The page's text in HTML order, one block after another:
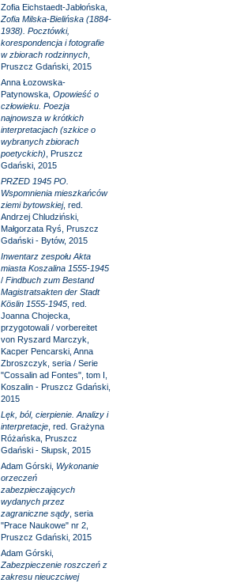
Zofia Eichstaedt-Jabłońska,
Zofia Milska-Bielińska (1884-
1938). Pocztówki,
korespondencja i fotografie
w zbiorach rodzinnych,
Pruszcz Gdański, 2015
Anna Łozowska-
Patynowska, Opowieść o
człowieku. Poezja
najnowsza w krótkich
interpretacjach (szkice o
wybranych zbiorach
poetyckich) , Pruszcz
Gdański, 2015
PRZED 1945 PO.
Wspomnienia mieszkańców
ziemi bytowskiej, red.
Andrzej Chludziński,
Małgorzata Ryś, Pruszcz
Gdański - Bytów, 2015
Inwentarz zespołu Akta
miasta Koszalina 1555-1945
/ Findbuch zum Bestand
Magistratsakten der Stadt
Köslin 1555-1945, red.
Joanna Chojecka,
przygotowali / vorbereitet
von Ryszard Marczyk,
Kacper Pencarski, Anna
Zbroszczyk, seria / Serie
"Cossalin ad Fontes", tom I,
Koszalin - Pruszcz Gdański,
2015
Lęk, ból, cierpienie. Analizy i
interpretacje, red. Grażyna
Różańska, Pruszcz
Gdański - Słupsk, 2015
Adam Górski, Wykonanie
orzeczeń
zabezpieczających
wydanych przez
zagraniczne sądy, seria
"Prace Naukowe" nr 2,
Pruszcz Gdański, 2015
Adam Górski,
Zabezpieczenie roszczeń z
zakresu nieuczciwej